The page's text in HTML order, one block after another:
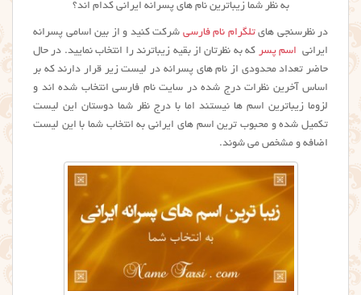
به نظر شما زیباترین نام های پسرانه ایرانی کدام اند؟
در نظرسنجی هایتلگرام نام فارسی شرکت کنید و از بین اسامی پسرانه
ایرانی اسم پسر که به نظرتان از بقیه زیباترند را انتخاب نمایید. در حال
حاضر تعداد محدودی از نام های پسرانه در لیست زیر قرار دارند که بر
اساس آخرین نظرات درج شده در سایت نام فارسی انتخاب شده اند و
لزوما زیباترین اسم ها نیستند اما با درج نظر شما دوستان این لیست
تکمیل شده و محبوب ترین اسم های ایرانی به انتخاب شما با این لیست
اضافه و مشخص می شوند.